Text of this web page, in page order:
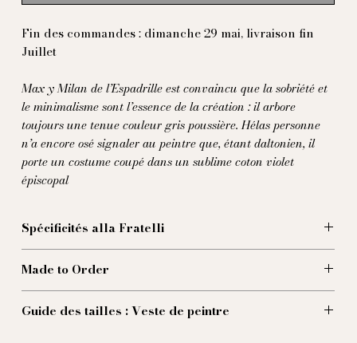
Fin des commandes : dimanche 29 mai, livraison fin
Juillet
Max y Milan de l’Espadrille est convaincu que la sobriété et
le minimalisme sont l’essence de la création : il arbore
toujours une tenue couleur gris poussière. Hélas personne
n’a encore osé signaler au peintre que, étant daltonien, il
porte un costume coupé dans un sublime coton violet
épiscopal
Spécificités alla Fratelli
chemin entre l’homme d'église et l’homme d'art
100% coton
Made to Order
assure la meilleure qualité possible et nous permet de
Guide des tailles : Veste de peintre